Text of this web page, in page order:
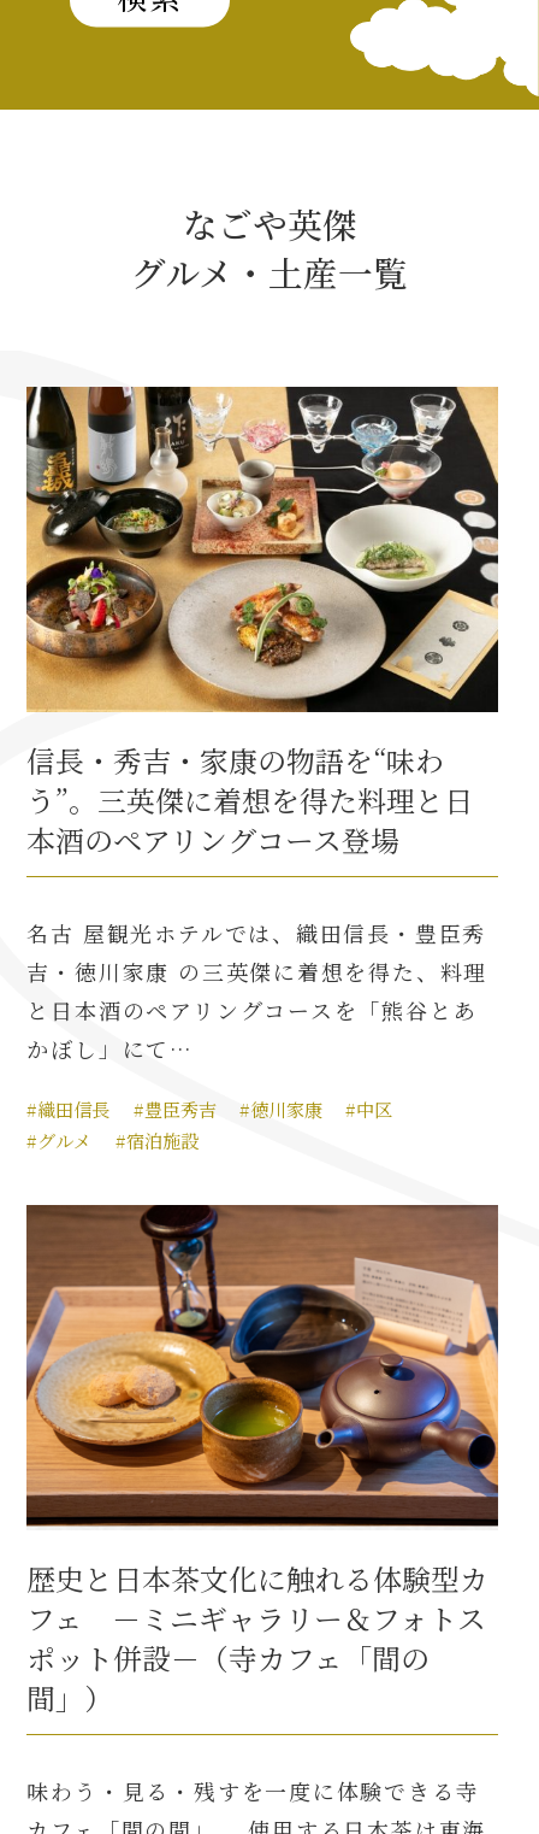
名古屋＜家康＞観光モデルコース
利家関連 史跡 一覧
犬千代ルート
加藤清正と名古屋の関係
清正関連 史跡 一覧
名古屋＜清正＞観光モデルコース
なごや英傑
グルメ・土産一覧
信長・秀吉・家康の物語を“味わ
う”。三英傑に着想を得た料理と日
本酒のペアリングコース登場
名古 屋観光ホテルでは、織田信長・豊臣秀
吉・徳川家康 の三英傑に着想を得た、料理
と日本酒のペアリングコースを「熊谷とあ
かぼし」にて…
#織田信長 #豊臣秀吉 #徳川家康
#中区
#グルメ
#宿泊施設
歴史と日本茶文化に触れる体験型カ
フェ －ミニギャラリー＆フォトス
ポット併設－（寺カフェ「間の
間」）
味わう・見る・残すを一度に体験できる寺